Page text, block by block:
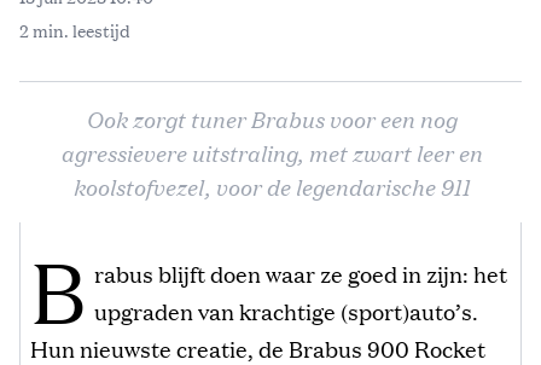
2 min. leestijd
Ook zorgt tuner Brabus voor een nog
agressievere uitstraling, met zwart leer en
koolstofvezel, voor de legendarische 911
B rabus blijft doen waar ze goed in zijn: het
upgraden van krachtige (sport)auto’s.
Hun nieuwste creatie, de Brabus 900 Rocket